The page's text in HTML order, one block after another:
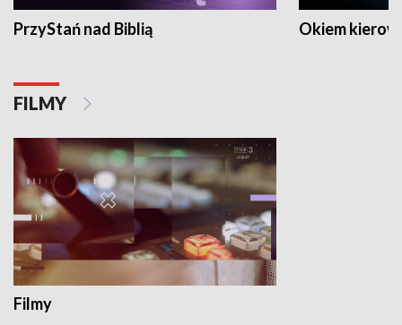
PrzyStań nad Biblią Okiem
FILMY
Filmy